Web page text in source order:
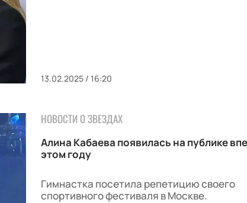
13.02.2025 / 16:20
НОВОСТИ О ЗВЕЗДАХ
Алина Кабаева появилась на публике
этом году
Гимнастка посетила репетицию своего
спортивного фестиваля в Москве.